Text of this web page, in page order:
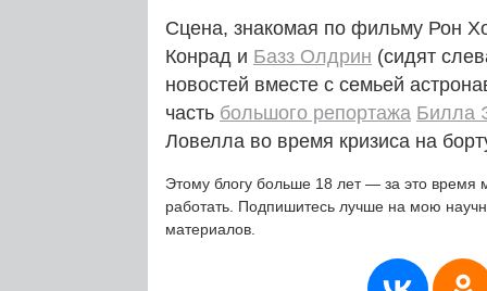
Сцена, знакомая по фильму Рон
Конрад и Базз Олдрин (сидят
новостей вместе с семьей
часть большого репортажа Билла
Ловелла во время кризиса на
Этому блогу больше 18 лет — за это время
работать. Подпишитесь лучше на мою
материалов.